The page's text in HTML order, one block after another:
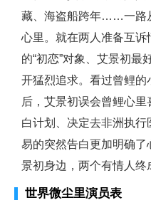
藏、海盗船跨年……一路
心里。就在两人准备互
的“初恋”对象、艾景初最
开猛烈追求。看过曾鲤的
后，艾景初误会曾鲤心
白计划、决定去非洲执
易的突然告白更加明确
景初身边，两个有情人终
世界微尘里演员表